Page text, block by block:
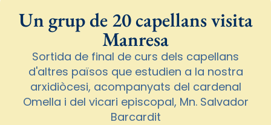
Un grup de 20 capellans visita
Manresa
Sortida de final de curs dels capellans
d'altres països que estudien a la nostra
arxidiòcesi, acompanyats del cardenal
Omella i del vicari episcopal, Mn. Salvador
Barcardit